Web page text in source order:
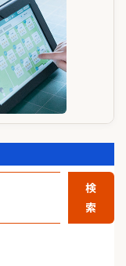
検
索